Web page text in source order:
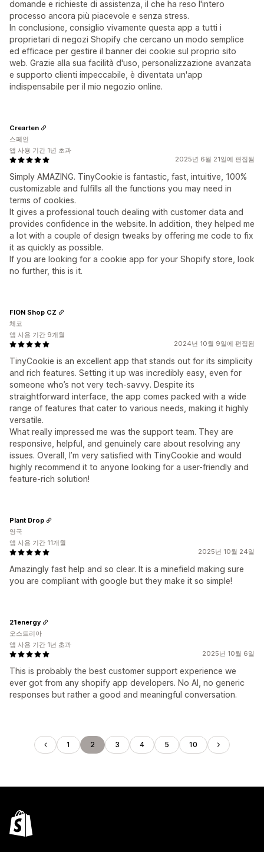
domande e richieste di assistenza, il che ha reso l'intero
processo ancora più piacevole e senza stress.
In conclusione, consiglio vivamente questa app a tutti i
proprietari di negozi Shopify che cercano un modo semplice
ed efficace per gestire il banner dei cookie sul proprio sito
web. Grazie alla sua facilità d'uso, personalizzazione avanzata
e supporto clienti impeccabile, è diventata un'app
indispensabile per il mio negozio online.
2025년 6월 21일에 편집됨
Simply AMAZING. TinyCookie is fantastic, fast, intuitive, 100%
customizable and fulfills all the functions you may need in
terms of cookies.
It gives a professional touch dealing with customer data and
provides confidence in the website. In addition, they helped me
a lot with a couple of design tweaks by offering me code to fix
it as quickly as possible.
If you are looking for a cookie app for your Shopify store, look
no further, this is it.
Crearten
스페인
앱 사용 기간 1년 초과
2024년 10월 9일에 편집됨
TinyCookie is an excellent app that stands out for its simplicity
and rich features. Setting it up was incredibly easy, even for
someone who’s not very tech-savvy. Despite its
straightforward interface, the app comes packed with a wide
range of features that cater to various needs, making it highly
versatile.
What really impressed me was the support team. They are
responsive, helpful, and genuinely care about resolving any
issues. Overall, I’m very satisfied with TinyCookie and would
highly recommend it to anyone looking for a user-friendly and
feature-rich solution!
FION Shop CZ
체코
앱 사용 기간 9개월
2025년 10월 24일
Amazingly fast help and so clear. It is a minefield making sure
you are compliant with google but they make it so simple!
Plant Drop
영국
앱 사용 기간 11개월
2025년 10월 6일
This is probably the best customer support experience we
ever got from any shopify app developers. No AI, no generic
responses but rather a good and meaningful conversation.
21energy
오스트리아
앱 사용 기간 1년 초과
1 2 3 4 5 10